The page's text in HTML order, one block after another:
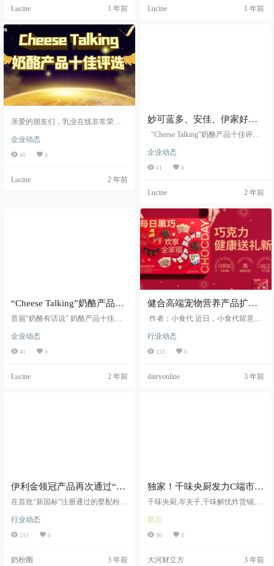
余种传统及创新型产品，产品以“纯
广大消费者的信赖和喜爱，成为区
域内极具民方特色奶食品生产代表
性企业之一。 金马驹公司秉承“品质
为基，健康为本”的企业理念，专注
奶制品产业发展，与位于大草原…
Lucine 1 年前
物、加拿大星堡的枫糖系列产品
Lucine 1 年前
亲爱的朋友们，乳业在线非常荣幸
奶酪产品十佳评选活动！本次活动
旨在发掘和推广最优秀的奶酪产
请您为自己钟爱的奶酪产品投上宝
企业动态
45 0
Lucine 2 年前
妙可蓝多、安佳、伊家好、
蒙牛、和润、奶酪博士、腾
已报名“Cheese Talking”奶酪
产品十佳评选
“Cheese Talking”奶酪产品十佳评选
日正式启动“奶酪产品十佳”评选活
动。此次活动首先面向国内外奶酪
界对最喜欢的奶酪产品进行投票，
乳业在线公众号上公布，并在“第二
届乳业北京论坛”上对优胜产品及品
牌进行表彰颁奖。 现向行业内征集
参选企业，详情如下：…
企业动态
61 0
Lucine 2 年前
“Cheese Talking”奶酪产品十
佳评选报名中
首届“奶酪有话说” 奶酪产品十佳评
月8日在北京举办“奶酪产业创新与发
展论坛”，期间正式启动“奶酪产品十
集，评选活动依托乳业在线公众平
企业动态
41 0
Lucine 2 年前
健合高端宠物营养产品扩
容，Zesty Paws快乐一爪来中
作者：小食代 近日，小食代留意
牌“Zesty Paws快乐一爪”已登陆京东
国际，这也意味着该品牌通过跨境
行业动态
133 0
dairyonline 3 年前
伊利金领冠产品再次通过“新
国标”认证，展现中国专利配
在首批“新国标”注册通过的婴配粉品
行业的佼佼者，强势领先，实力抢
跑。早在今年3月，国家市场监督管
完成了相关新国标产品的面市。
行业动态
215 0
奶粉圈 3 年前
独家！千味央厨发力C端市
场，三大系列产品将同时亮
千味央厨,岑夫子,千味解忧炸货铺,纳
新品
96 0
大河财立方 3 年前